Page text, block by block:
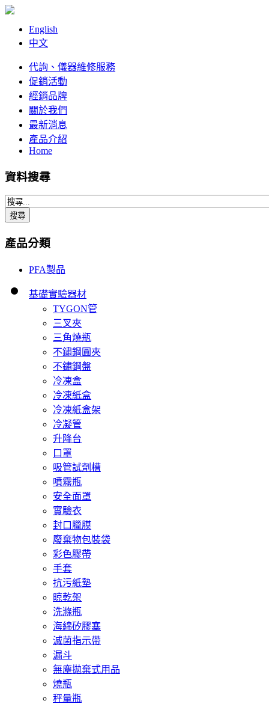
English
中文
代詢、儀器維修服務
促銷活動
經銷品牌
關於我們
最新消息
產品介紹
Home
資料搜尋
產品分類
PFA製品
基礎實驗器材
TYGON管
三叉夾
三角燒瓶
不鏽鋼圓夾
不鏽鋼盤
冷凍盒
冷凍紙盒
冷凍紙盒架
冷凝管
升降台
口罩
吸管試劑槽
噴霧瓶
安全面罩
實驗衣
封口臘膜
廢棄物包裝袋
彩色膠帶
手套
抗污紙墊
晾乾架
洗滌瓶
海綿矽膠塞
滅菌指示帶
漏斗
無塵拋棄式用品
燒瓶
秤量瓶